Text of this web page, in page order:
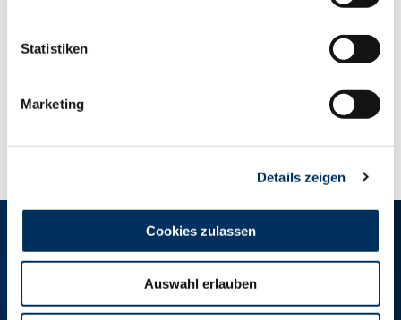
Statistiken
Marketing
Details zeigen
Cookies zulassen
Auswahl erlauben
RINDER-UNION WEST eG
RUW-Zentrale Münster
Schiffahrter Damm 235a